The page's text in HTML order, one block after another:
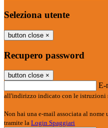
Seleziona utente
button close ×
Recupero password
button close ×
E-
all'indirizzo indicato con le istruzioni
Non hai una e-mail associata al
tramite la Login Spaggiari